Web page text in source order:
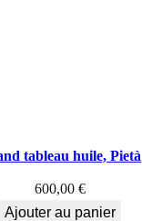
tableau huile, Pietà
600,00 €
Ajouter au panier